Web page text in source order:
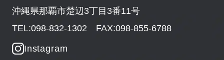
沖縄県那覇市楚辺3丁目3番11号
TEL:098-832-1302 FAX:098-855-6788
Instagram